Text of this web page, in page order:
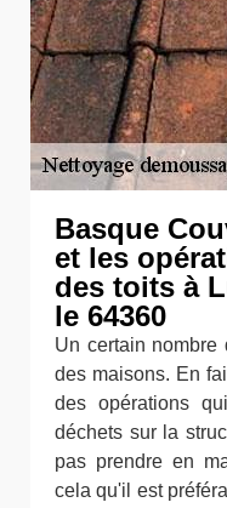
Basque
et les
des toits à
le 64360
Un certain nombre
des maisons. En
des opérations
déchets sur la
pas prendre en
cela qu'il est